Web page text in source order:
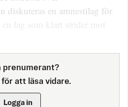
diskuteras en amnestilag för
lag som klart strider mot
prenumerant?
för att läsa vidare.
Logga in